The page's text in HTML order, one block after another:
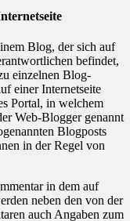
Blog, der sich auf
befindet,
einzelnen Blog-
einer Internetseite
Portal, in welchem
Web-Blogger genannt
Blogposts
in der Regel von
in dem auf
neben den von der
auch Angaben zum